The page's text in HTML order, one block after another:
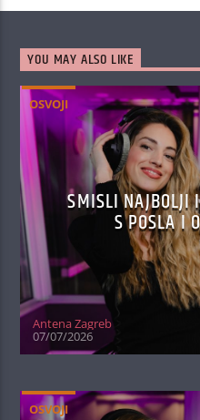
YOU MAY ALSO LIKE
OSVOJI
SMISLI NAJBOLJI
S POSLA I
Antena Zagreb
07/07/2026
OSVOJI